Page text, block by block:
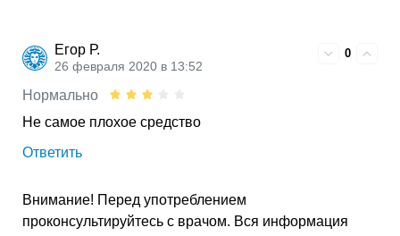
Егор Р.
26 февраля 2020 в 13:52
0
Нормально
Не самое плохое средство
Ответить
Внимание! Перед употреблением
проконсультируйтесь с врачом. Вся информация